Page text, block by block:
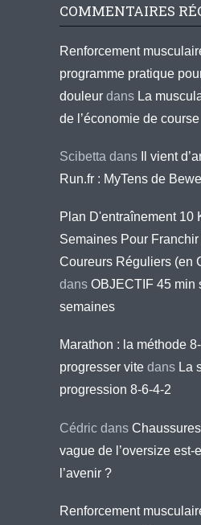
COMMENTAIRES
Renforcement
programme pratique
douleur dans La
de l’économie de course
Scibetta dans
Il vient
Run.fr : MyTens de
Plan D'entraînement 10
Semaines Pour
Coureurs Réguliers (en
dans OBJECTIF 45 min
semaines
Marathon : la méthode
progresser vite dans La
progression 8-6-4-2
Cédric dans
vague de l’oversize est-
l’avenir ?
Renforcement